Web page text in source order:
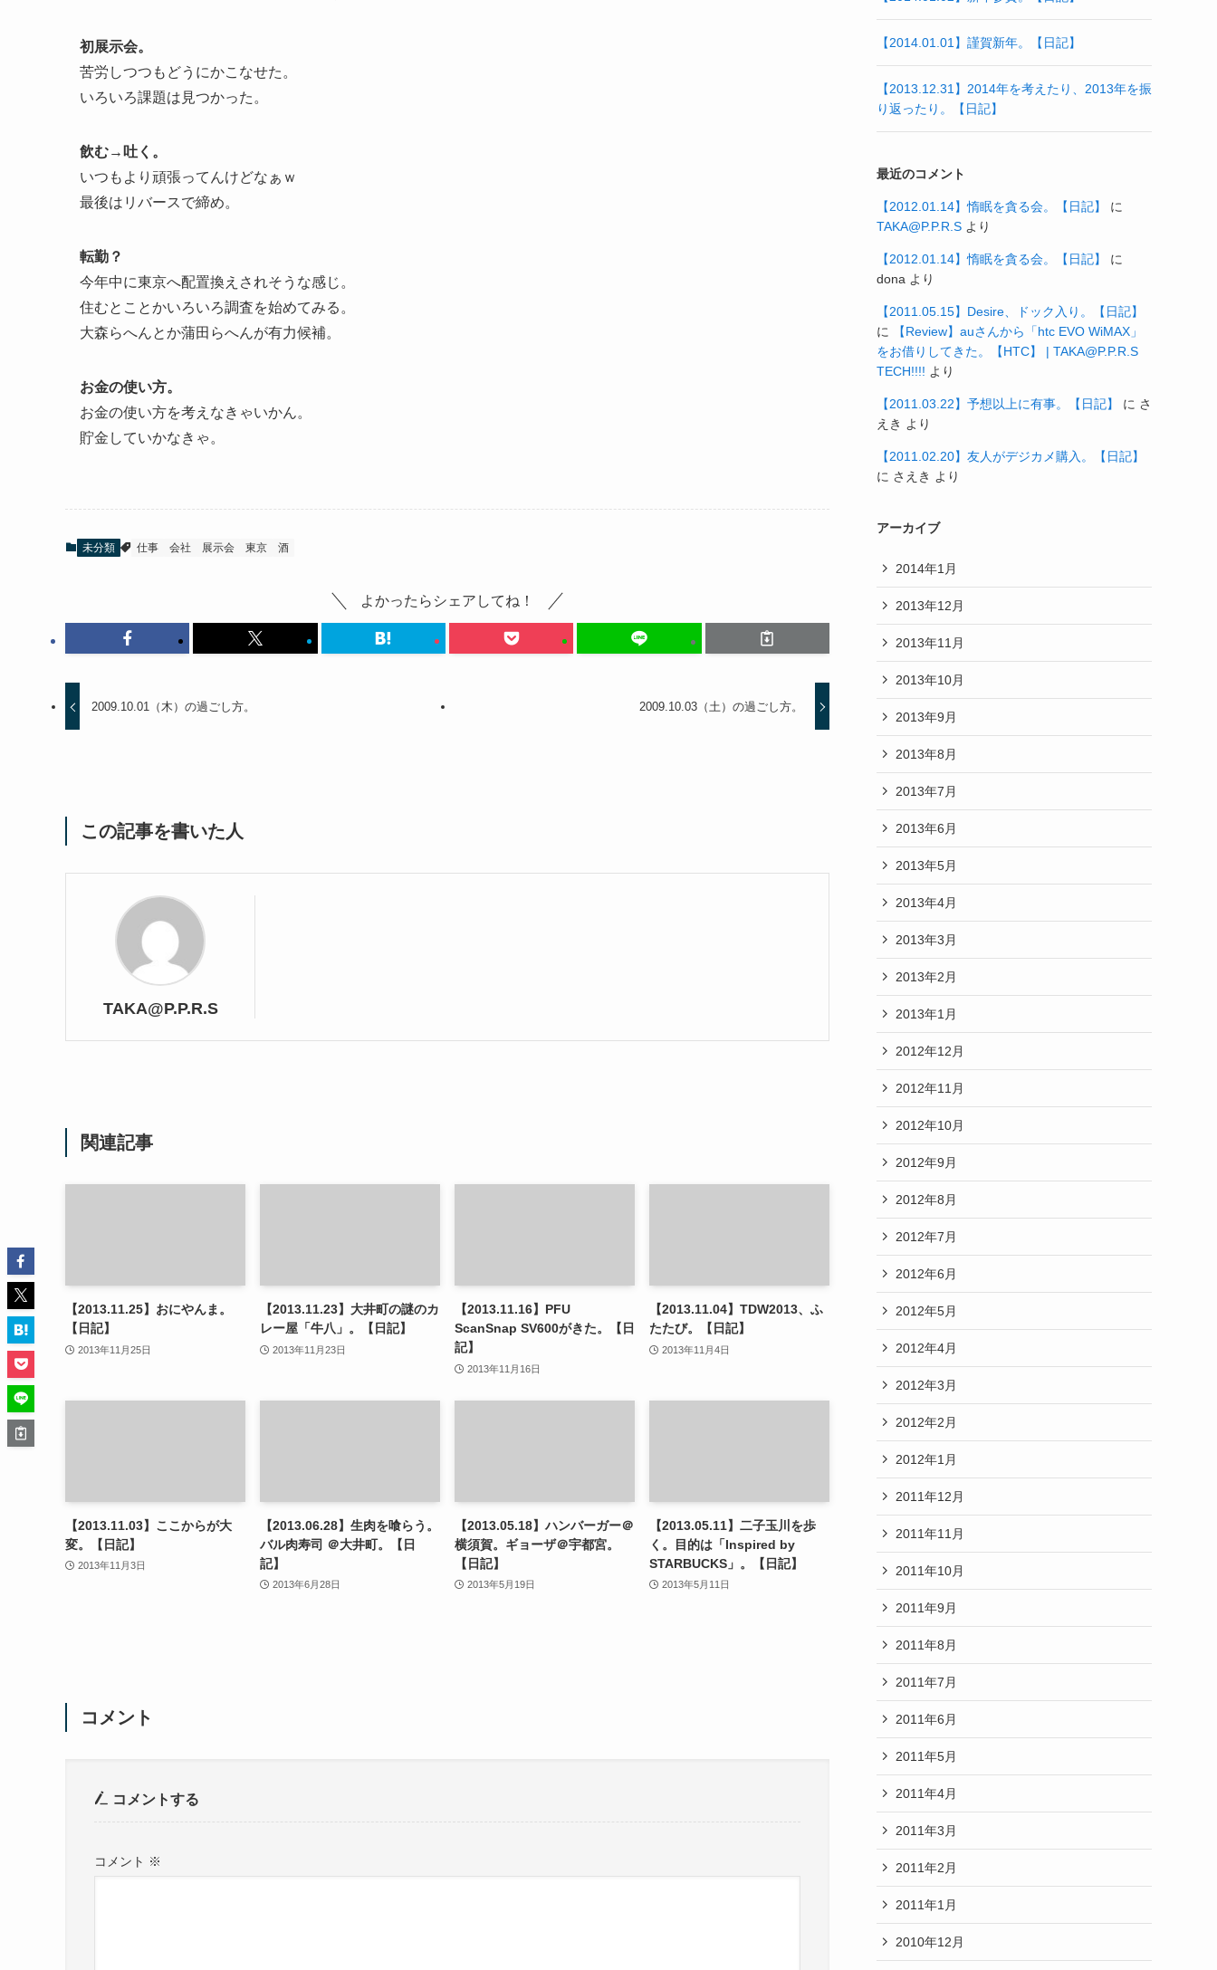
初展示会。
苦労しつつもどうにかこなせた。
いろいろ課題は見つかった。
飲む→吐く。
いつもより頑張ってんけどなぁｗ
最後はリバースで締め。
転勤？
今年中に東京へ配置換えされそうな感じ。
住むとことかいろいろ調査を始めてみる。
大森らへんとか蒲田らへんが有力候補。
お金の使い方。
お金の使い方を考えなきゃいかん。
貯金していかなきゃ。
未分類 仕事 会社 展示会 東京 酒
よかったらシェアしてね！
2009.10.01（木）の過ごし方。 2009.10.03（土）の過ごし方。
この記事を書いた人
TAKA@P.P.R.S
関連記事
【2013.11.25】おにやんま。
【日記】
2013年11月25日
【2013.11.23】大井町の謎のカ
レー屋「牛八」。【日記】
2013年11月23日
【2013.11.16】PFU
ScanSnap SV600がきた。【日
記】
2013年11月16日
【2013.11.04】TDW2013、ふ
たたび。【日記】
2013年11月4日
【2013.11.03】ここからが大
変。【日記】
2013年11月3日
【2013.06.28】生肉を喰らう。
バル肉寿司 ＠大井町。【日
記】
2013年6月28日
【2013.05.18】ハンバーガー＠
横須賀。ギョーザ＠宇都宮。
【日記】
2013年5月19日
【2013.05.11】二子玉川を歩
く。目的は「Inspired by
STARBUCKS」。【日記】
2013年5月11日
コメント
コメントする
コメント ※
【2014.01.01】謹賀新年。【日記】
【2013.12.31】2014年を考えたり、2013年を振
り返ったり。【日記】
最近のコメント
【2012.01.14】惰眠を貪る会。【日記】
に
TAKA@P.P.R.S より
【2012.01.14】惰眠を貪る会。【日記】
に
dona より
【2011.05.15】Desire、ドック入り。【日記】
に
【Review】auさんから「htc EVO WiMAX」
をお借りしてきた。【HTC】 | TAKA@P.P.R.S
TECH!!!! より
【2011.03.22】予想以上に有事。【日記】 に さ
えき より
【2011.02.20】友人がデジカメ購入。【日記】
に さえき より
アーカイブ
2014年1月
2013年12月
2013年11月
2013年10月
2013年9月
2013年8月
2013年7月
2013年6月
2013年5月
2013年4月
2013年3月
2013年2月
2013年1月
2012年12月
2012年11月
2012年10月
2012年9月
2012年8月
2012年7月
2012年6月
2012年5月
2012年4月
2012年3月
2012年2月
2012年1月
2011年12月
2011年11月
2011年10月
2011年9月
2011年8月
2011年7月
2011年6月
2011年5月
2011年4月
2011年3月
2011年2月
2011年1月
2010年12月